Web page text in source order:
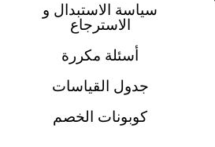
سياسة الاستبدال و
الاسترجاع
أسئلة مكررة
جدول القياسات
كوبونات الخصم